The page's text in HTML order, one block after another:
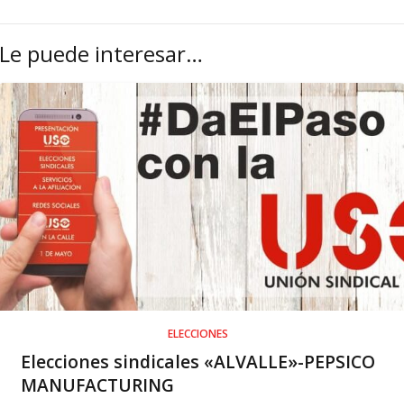
Le puede interesar…
ELECCIONES
Elecciones sindicales «ALVALLE»-PEPSICO
MANUFACTURING